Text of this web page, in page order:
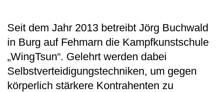
Seit dem Jahr 2013 betreibt Jörg Buchwald
in Burg auf Fehmarn die Kampfkunstschule
„WingTsun“. Gelehrt werden dabei
Selbstverteidigungstechniken, um gegen
körperlich stärkere Kontrahenten zu